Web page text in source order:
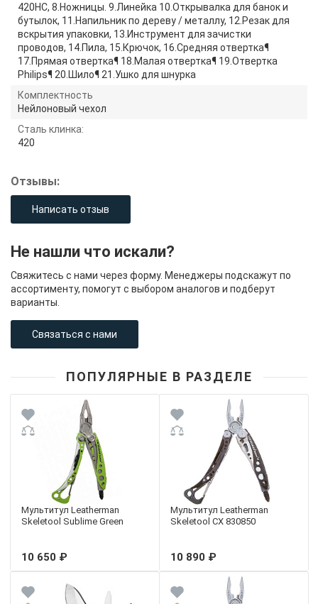
420HC, 8.Ножницы. 9.Линейка 10.Открывалка для банок и
бутылок, 11.Напильник по дереву / металлу, 12.Резак для
вскрытия упаковки, 13.Инструмент для зачистки
проводов, 14.Пила, 15.Крючок, 16.Средняя отвертка¶
17.Прямая отвертка¶ 18.Малая отвертка¶ 19.Отвертка
Philips¶ 20.Шило¶ 21.Ушко для шнурка
Комплектность
Нейлоновый чехол
Сталь клинка:
420
Отзывы:
Написать отзыв
Не нашли что искали?
Свяжитесь с нами через форму. Менеджеры подскажут по
ассортименту, помогут с выбором аналогов и подберут
варианты.
Связаться с нами
ПОПУЛЯРНЫЕ В РАЗДЕЛЕ
Мультитул Leatherman
Skeletool Sublime Green
10 650 ₽
Мультитул Leatherman
Skeletool CX 830850
10 890 ₽